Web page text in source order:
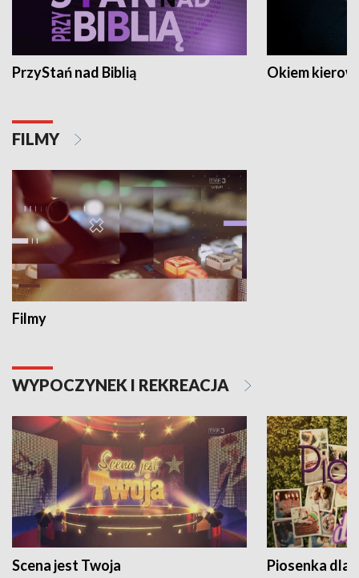
PrzyStań nad Biblią Okiem
FILMY
Filmy
WYPOCZYNEK I REKREACJA
Scena jest Twoja Piosenka dla